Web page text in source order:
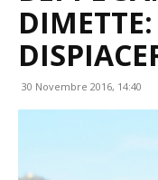
DIMETTE:
30 Novembre 2016, 14:40